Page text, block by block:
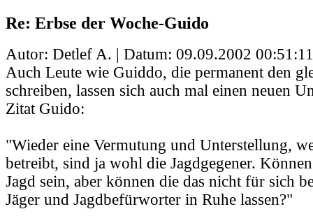
Re: Erbse der Woche-Guido
Autor: Detlef A. | Datum: 09.09.2002 00:51:11
Auch Leute wie Guiddo, die permanent den
schreiben, lassen sich auch mal einen neuen
Zitat Guido:
"Wieder eine Vermutung und Unterstellung,
betreibt, sind ja wohl die Jagdgegener.
Jagd sein, aber können die das nicht für sich
Jäger und Jagdbefürworter in Ruhe lassen?"